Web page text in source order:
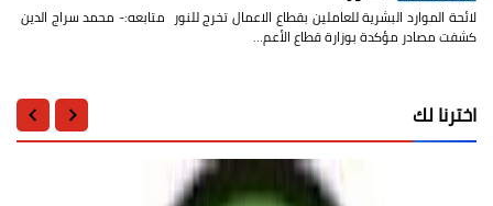
لائحة الموارد البشرية للعاملين بقطاع الاعمال تخرج للنور متابعه:- محمد سراج الدين
كشفت مصادر مؤكدة بوزارة قطاع الأعم…
اخترنا لك